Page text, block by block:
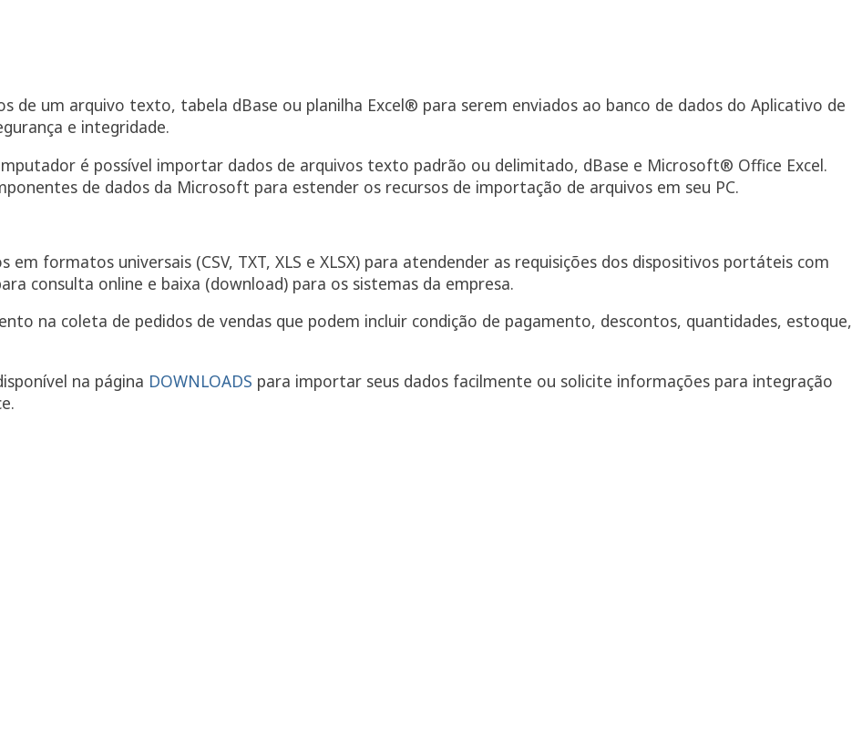
de um arquivo texto, tabela dBase ou planilha Excel® para serem enviados ao banco de dados do Aplicativo de
e integridade.
é possível importar dados de arquivos texto padrão ou delimitado, dBase e Microsoft® Office Excel.
de dados da Microsoft para estender os recursos de importação de arquivos em seu PC.
formatos universais (CSV, TXT, XLS e XLSX) para atendender as requisições dos dispositivos portáteis com
consulta online e baixa (download) para os sistemas da empresa.
na coleta de pedidos de vendas que podem incluir condição de pagamento, descontos, quantidades, estoque,
na página DOWNLOADS para importar seus dados facilmente ou solicite informações para integração